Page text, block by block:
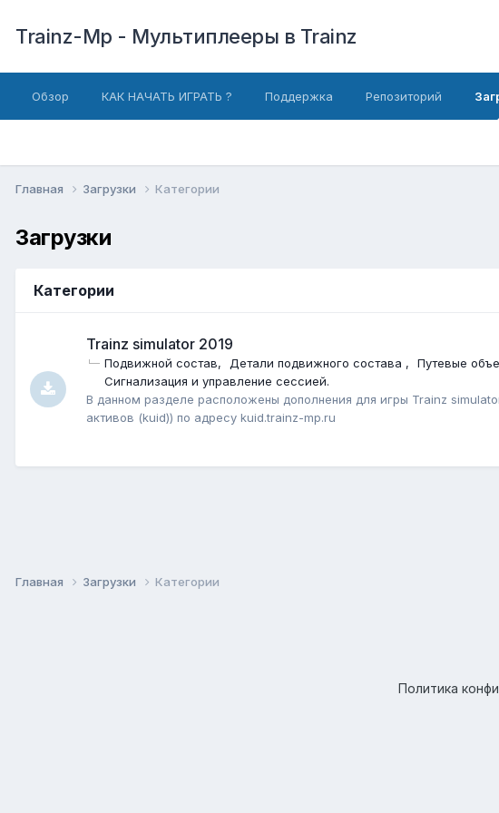
Trainz-Mp - Мультиплееры в Trainz
Обзор КАК НАЧАТЬ ИГРАТЬ ? Поддержка Репозиторий
Главная Загрузки Категории
Загрузки
Категории
Trainz simulator 2019
Подвижной состав Детали подвижного состава Путевые
Сигнализация и управление сессией.
В данном разделе расположены дополнения для игры Trainz
активов (kuid)) по адресу kuid.trainz-mp.ru
Главная Загрузки Категории
Политика